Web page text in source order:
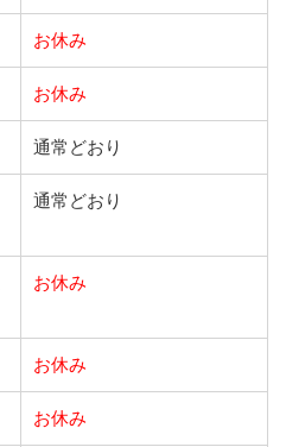
お休み
お休み
通常どおり
通常どおり
お休み
お休み
お休み